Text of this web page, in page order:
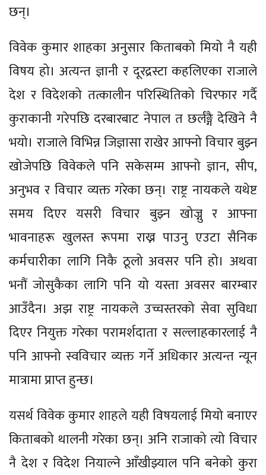
छन्।
विवेक कुमार शाहका अनुसार किताबको मियो नै यही
विषय हो। अत्यन्त ज्ञानी र दूरद्रस्टा कहलिएका राजाले
देश र विदेशको तत्कालीन परिस्थितिको चिरफार गर्दै
कुराकानी गरेपछि दरबारबाट नेपाल त छर्लंङ्गै देखिने नै
भयो। राजाले विभिन्न जिज्ञासा राखेर आफ्नो विचार बुझ्न
खोजेपछि विवेकले पनि सकेसम्म आफ्नो ज्ञान, सीप,
अनुभव र विचार व्यक्त गरेका छन्। राष्ट्र नायकले यथेष्ट
समय दिएर यसरी विचार बुझ्न खोज्नु र आफ्ना
भावनाहरू खुलस्त रूपमा राख्न पाउनु एउटा सैनिक
कर्मचारीका लागि निकै ठूलो अवसर पनि हो। अथवा
भनौं जोसुकैका लागि पनि यो यस्ता अवसर बारम्बार
आउँदैन। अझ राष्ट्र नायकले उच्चस्तरको सेवा सुविधा
दिएर नियुक्त गरेका परामर्शदाता र सल्लाहकारलाई नै
पनि आफ्नो स्वविचार व्यक्त गर्ने अधिकार अत्यन्त न्यून
मात्रामा प्राप्त हुन्छ।
यसर्थ विवेक कुमार शाहले यही विषयलाई मियो बनाएर
किताबको थालनी गरेका छन्। अनि राजाको त्यो विचार
नै देश र विदेश नियाल्ने आँखीझ्याल पनि बनेको कुरा